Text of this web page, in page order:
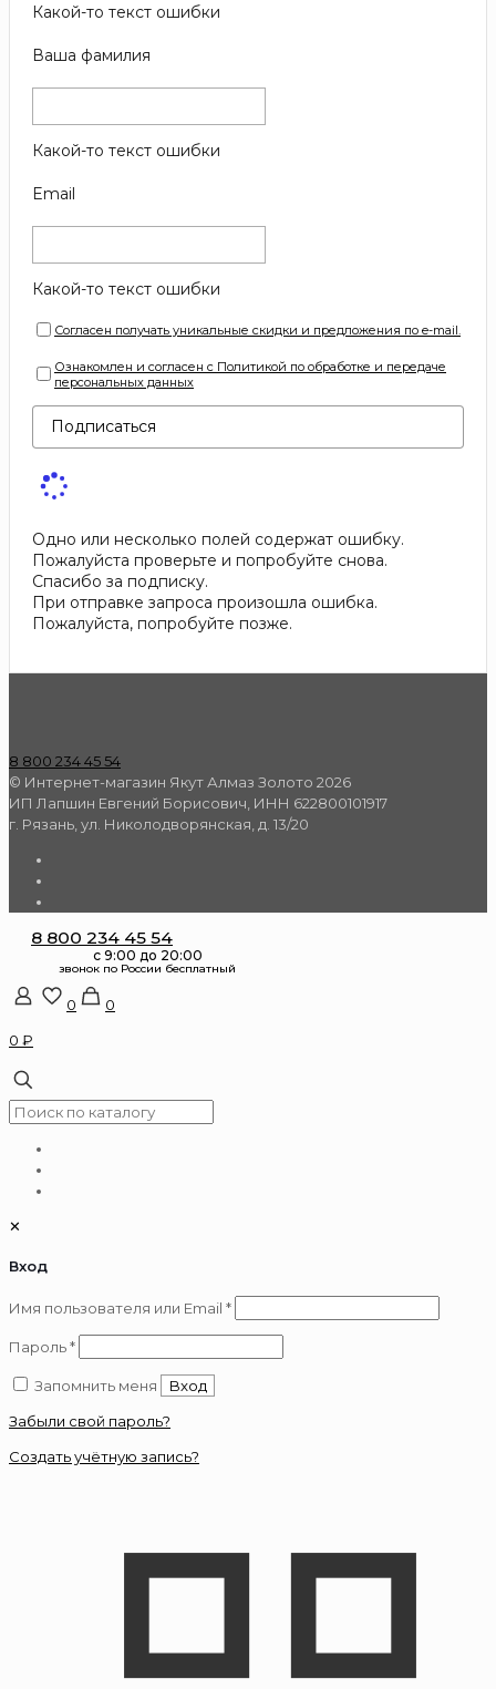
Какой-то текст ошибки
Ваша фамилия
Какой-то текст ошибки
Email
Какой-то текст ошибки
Согласен получать уникальные скидки и предложения по e-mail.
Ознакомлен и согласен с Политикой по обработке и передаче
персональных данных
Подписаться
Одно или несколько полей содержат ошибку.
Пожалуйста проверьте и попробуйте снова.
Спасибо за подписку.
При отправке запроса произошла ошибка.
Пожалуйста, попробуйте позже.
8 800 234 45 54
© Интернет-магазин Якут Алмаз Золото 2026
ИП Лапшин Евгений Борисович, ИНН 622800101917
г. Рязань, ул. Николодворянская, д. 13/20
8 800 234 45 54
0
0
0 ₽
✕
Вход
Имя пользователя или Email *Обязательно
Пароль*Обязательно
Запомнить меня
Вход
Забыли свой пароль?
Создать учётную запись?